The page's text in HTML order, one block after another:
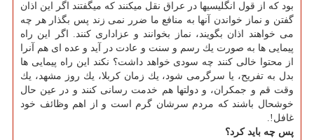
بود كه از قول انگلیسیها در عراق نقل می­كنند كه می­گفتند اگر این اذان
گفتن و نماز خواندن آنها به منافع ما ضرر نمی زند پس بگذار هر چه
می خواهند اذان بگویند، نماز بخوانند و عزاداری كنند. اگر این راه
پیمایی ها به صورت یك رسم و سنت و عادت در آید و عده ای هم آنرا
از محتوا خالی كنند چه سودی خواهد داشت؟ نكند این راه پیمایی ها
بدل به تفریح، یا سرگرمی شود، یك زمان كربلا، یك روز مشهد، یك
وقت قم و جمكران، و دولتها هم خدمت رسانی كنند و در عین حال
خوشحال باشند كه مردم سرشان گرم است و از اهم وظائف خود
غافل!.
پس چه باید كرد؟